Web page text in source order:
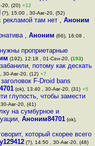
20, (20) +12
(?), 15:00 , 30-Авг-20, (52)
рекламой там нет , Аноним
, Аноним (66), 16:08 ,
проприетарные
(192), 12:18 , 01-Сен-20, (193)
потому как дескать
30-Авг-20, (12) +7
F-Droid bans
(ok), 13:40 , 30-Авг-20, (31) +5
глупость, чтобы замести
Авг-20, (41)
на сумбурное и
, Аноним84701(ok),
который скорее всего
(?), 14:50 , 30-Авг-20, (48)